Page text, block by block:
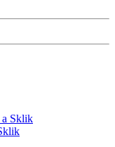
a Sklik